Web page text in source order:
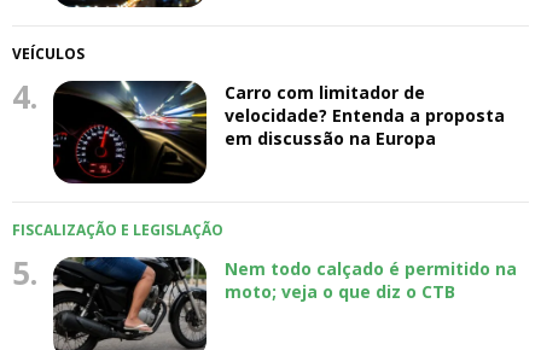
VEÍCULOS
4.
Carro com limitador de
velocidade? Entenda a proposta
em discussão na Europa
FISCALIZAÇÃO E LEGISLAÇÃO
5.
Nem todo calçado é permitido na
moto; veja o que diz o CTB